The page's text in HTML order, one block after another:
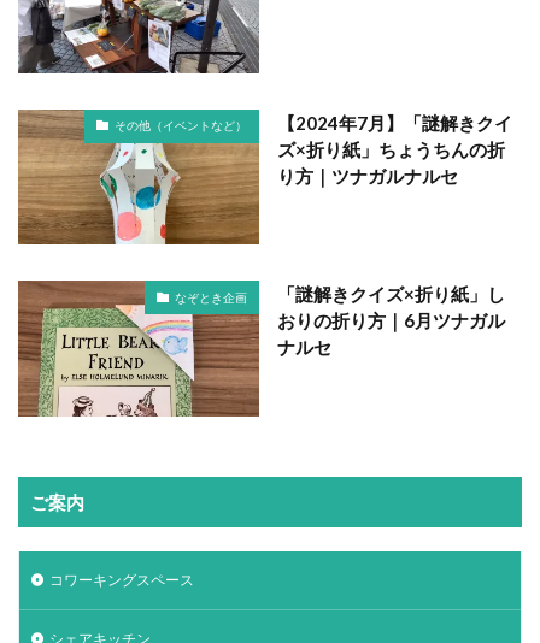
その他（イベントなど）
【2024年7月】「謎解きクイ
ズ×折り紙」ちょうちんの折
り方｜ツナガルナルセ
なぞとき企画
「謎解きクイズ×折り紙」し
おりの折り方｜6月ツナガル
ナルセ
ご案内
コワーキングスペース
シェアキッチン